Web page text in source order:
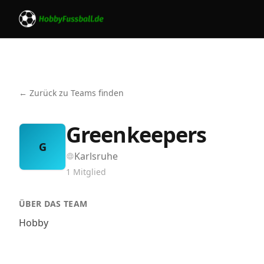
← Zurück zu Teams finden
G Greenkeepers
Karlsruhe
1 Mitglied
ÜBER DAS TEAM
Hobby